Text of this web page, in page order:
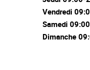
Vendredi
Samedi
Dimanche